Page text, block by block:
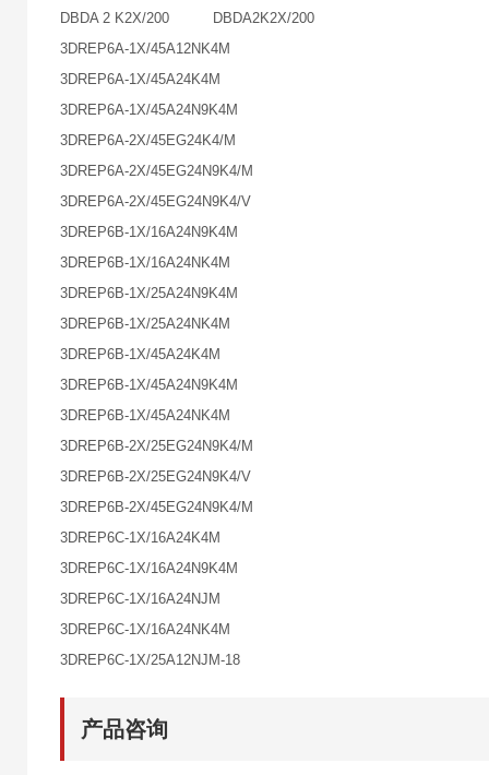
DBDA 2 K2X/200 DBDA2K2X/200
3DREP6A-1X/45A12NK4M
3DREP6A-1X/45A24K4M
3DREP6A-1X/45A24N9K4M
3DREP6A-2X/45EG24K4/M
3DREP6A-2X/45EG24N9K4/M
3DREP6A-2X/45EG24N9K4/V
3DREP6B-1X/16A24N9K4M
3DREP6B-1X/16A24NK4M
3DREP6B-1X/25A24N9K4M
3DREP6B-1X/25A24NK4M
3DREP6B-1X/45A24K4M
3DREP6B-1X/45A24N9K4M
3DREP6B-1X/45A24NK4M
3DREP6B-2X/25EG24N9K4/M
3DREP6B-2X/25EG24N9K4/V
3DREP6B-2X/45EG24N9K4/M
3DREP6C-1X/16A24K4M
3DREP6C-1X/16A24N9K4M
3DREP6C-1X/16A24NJM
3DREP6C-1X/16A24NK4M
3DREP6C-1X/25A12NJM-18
产品咨询